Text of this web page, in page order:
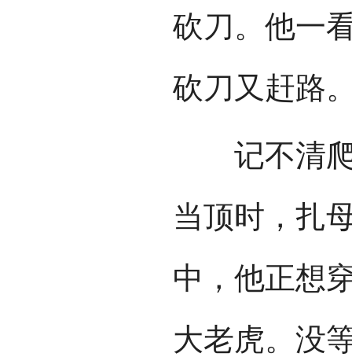
砍刀。他一
砍刀又赶路
记不清爬
当顶时，扎
中，他正想
大老虎。没